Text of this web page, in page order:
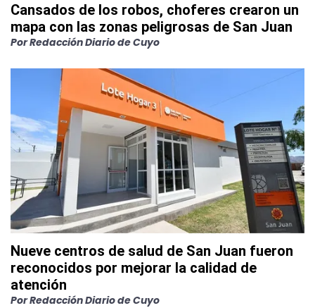
Cansados de los robos, choferes crearon un
mapa con las zonas peligrosas de San Juan
PorRedacción Diario de Cuyo
Nueve centros de salud de San Juan fueron
reconocidos por mejorar la calidad de
atención
PorRedacción Diario de Cuyo